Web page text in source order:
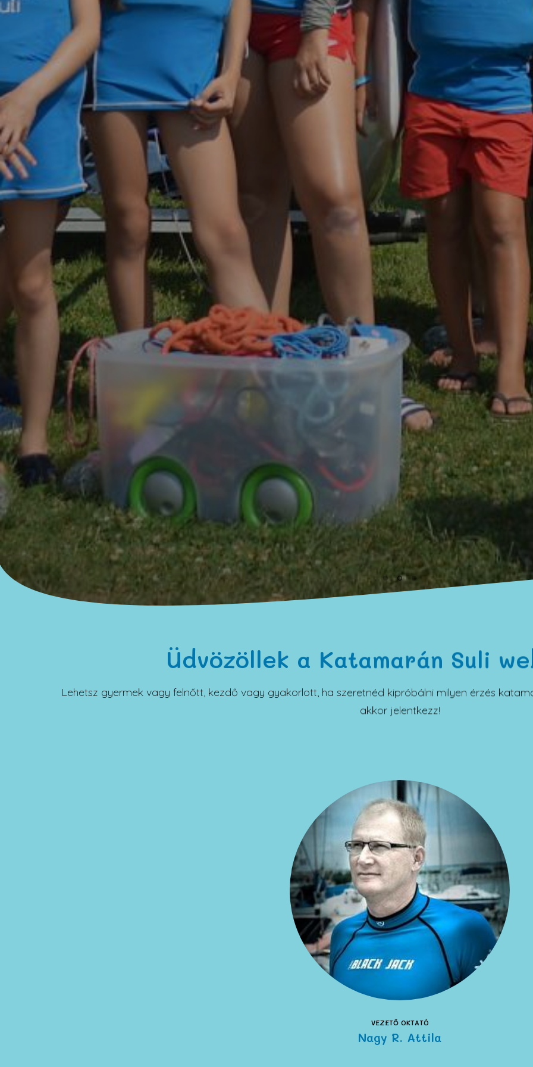
Üdvözöllek a Katamarán Suli
Lehetsz gyermek vagy felnőtt, kezdő vagy gyakorlott, ha szeretnéd kipróbálni milyen érzés
akkor jelentkezz!
VEZETŐ OKTATÓ
Nagy R. Attila